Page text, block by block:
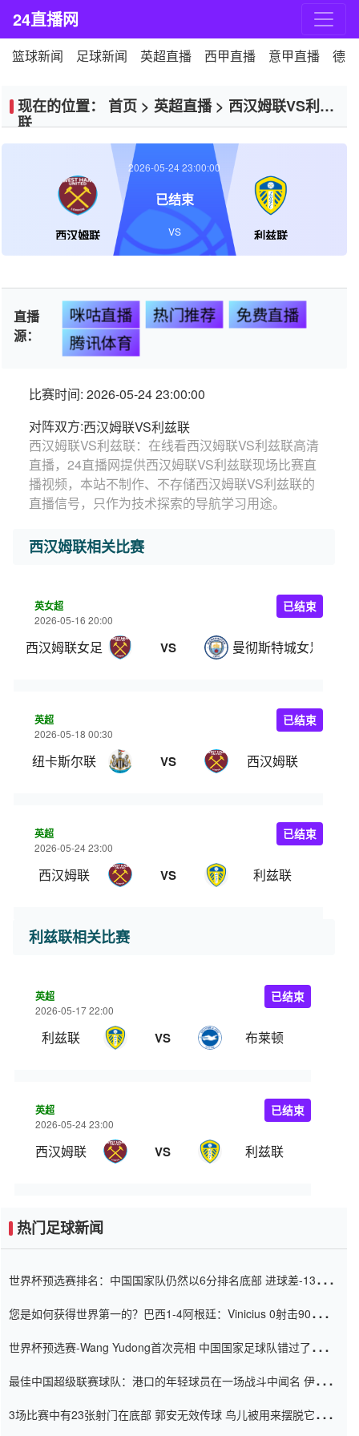
24直播网
篮球新闻 足球新闻 英超直播 西甲直播 意甲直播 德
现在的位置： 首页 > 英超直播> 西汉姆联VS利兹
联
西汉姆联 利兹联
2026-05-24 23:00:00
已结束
VS
直播
源：
咪咕直播 热门推荐
免费直播
腾讯体育
比赛时间: 2026-05-24 23:00:00
对阵双方:西汉姆联VS利兹联
西汉姆联VS利兹联：在线看西汉姆联VS利兹联高清
直播，24直播网提供西汉姆联VS利兹联现场比赛直
播视频，本站不制作、不存储西汉姆联VS利兹联的
直播信号，只作为技术探索的导航学习用途。
西汉姆联相关比赛
英女超
2026-05-16 20:00
西汉姆联女足 VS 曼彻斯特城女足
已结束
英超
2026-05-18 00:30
纽卡斯尔联 VS 西汉姆联
已结束
英超
2026-05-24 23:00
西汉姆联 VS 利兹联
已结束
利兹联相关比赛
英超
2026-05-17 22:00
利兹联 VS 布莱顿
已结束
英超
2026-05-24 23:00
西汉姆联 VS 利兹联
已结束
热门足球新闻
世界杯预选赛排名：中国国家队仍然以6分排名底部 进球差-13令人
您是如何获得世界第一的？巴西1-4阿根廷：Vinicius 0射击90分钟
世界杯预选赛-Wang Yudong首次亮相 中国国家足球队错过了世界
最佳中国超级联赛球队：港口的年轻球员在一场战斗中闻名 伊万放
3场比赛中有23张射门在底部 郭安无效传球 鸟儿被用来摆脱它